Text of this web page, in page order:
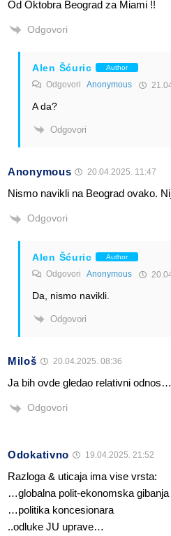
Od Oktobra Beograd za Miami !!
Odgovori
Alen Šćuric Author
Odgovori Anonymous
A da?
Odgovori
Anonymous 20.04.2025. 11:47
Nismo navikli na Beograd ovako.
Odgovori
Alen Šćuric Author
Odgovori Anonymous
Da, nismo navikli.
Odgovori
Miloš 20.04.2025. 08:36
Ja bih ovde gledao relativni
Odgovori
Odokativno 19.04.2025. 21:52
Razloga & uticaja ima vise vrsta:
…globalna polit-ekonomska gibanja
…politika koncesionara
..odluke JU uprave…